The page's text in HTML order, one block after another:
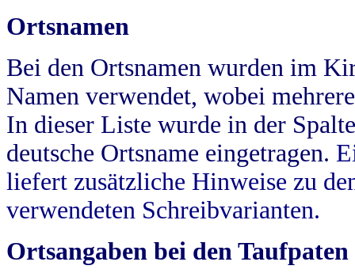
Ortsnamen
Bei den Ortsnamen wurden im
Namen verwendet, wobei
In dieser Liste wurde in der
deutsche Ortsname eingetragen.
liefert zusätzliche Hinweise zu
verwendeten Schreibvarianten.
Ortsangaben bei den Taufpaten